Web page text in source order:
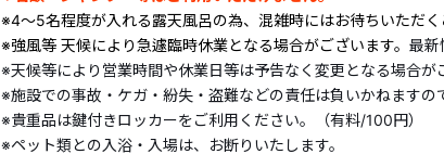
9:00～20:00 ＜６月～８月＞
9:00～18:00 ＜10月～2月＞
※定休日：水曜日
■泉質：ナトリウム・カルシウム硫酸塩泉
※4～5名程度が入れる露天風呂の為、混雑時にはお待ちいただく
※強風等 天候により急遽臨時休業となる場合がございます。最新
※天候等により営業時間や休業日等は予告なく変更となる場合が
※施設での事故・ケガ・紛失・盗難などの責任は負いかねますの
※貴重品は鍵付きロッカーをご利用ください。（有料/100円）
※ペット類との入浴・入場は、お断りいたします。